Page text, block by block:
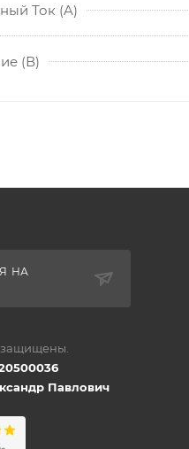
Ток (A)
(В)
НА
Павлович